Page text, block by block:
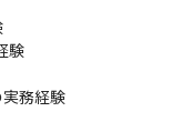
験
務経験